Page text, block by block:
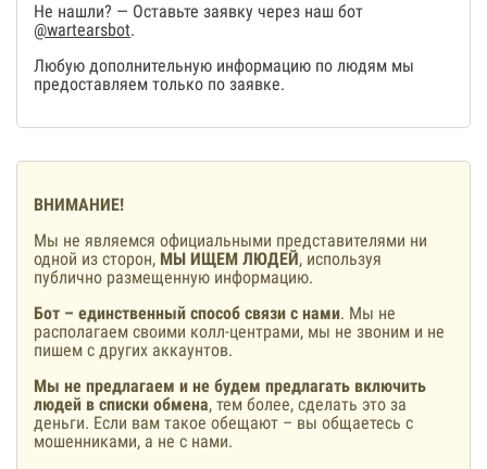
Не нашли? — Оставьте заявку через наш бот
@wartearsbot.
Любую дополнительную информацию по людям мы
предоставляем только по заявке.
ВНИМАНИЕ!
Мы не являемся официальными представителями ни
одной из сторон, МЫ ИЩЕМ ЛЮДЕЙ, используя
публично размещенную информацию.
Бот – единственный способ связи с нами. Мы не
располагаем своими колл-центрами, мы не звоним и не
пишем с других аккаунтов.
Мы не предлагаем и не будем предлагать включить
людей в списки обмена, тем более, сделать это за
деньги. Если вам такое обещают – вы общаетесь с
мошенниками, а не с нами.